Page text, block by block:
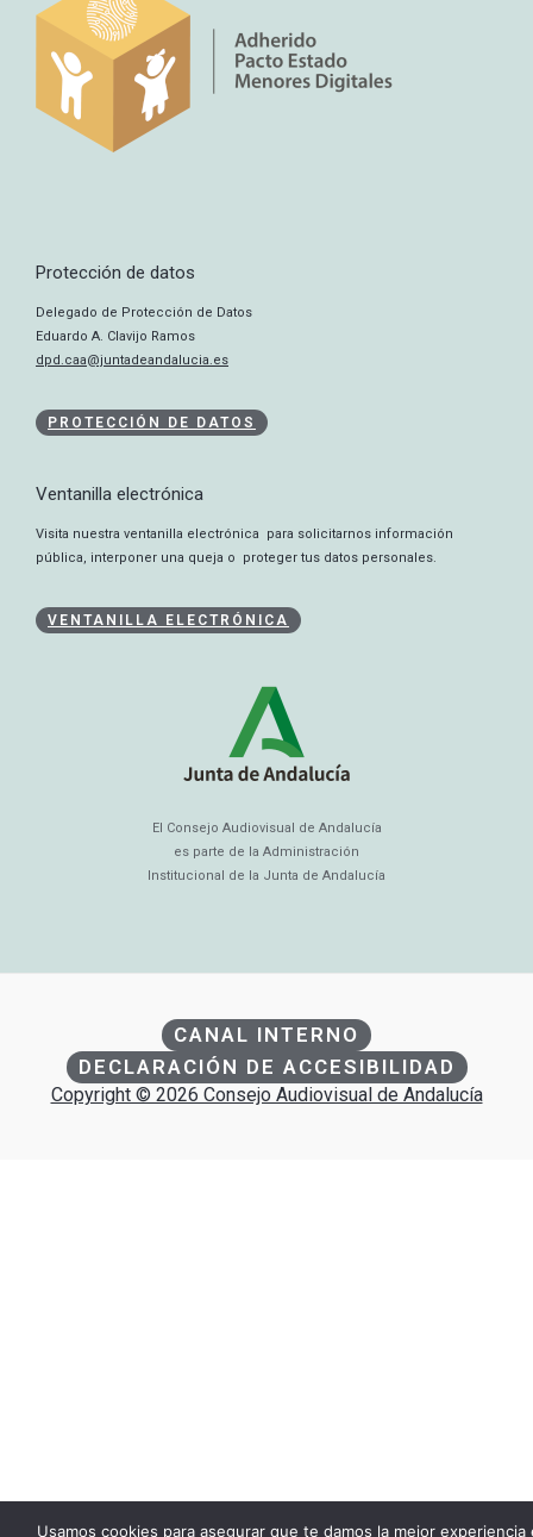
Protección de datos
Delegado de Protección de Datos
Eduardo A. Clavijo Ramos
dpd.caa@juntadeandalucia.es
PROTECCIÓN DE DATOS
Ventanilla electrónica
Visita nuestra ventanilla electrónica para solicitarnos información
pública, interponer una queja o proteger tus datos personales.
VENTANILLA ELECTRÓNICA
El Consejo Audiovisual de Andalucía
es parte de la Administración
Institucional de la Junta de Andalucía
CANAL INTERNO
DECLARACIÓN DE ACCESIBILIDAD
Copyright © 2026 Consejo Audiovisual de Andalucía
Usamos cookies para asegurar que te damos la mejor experiencia